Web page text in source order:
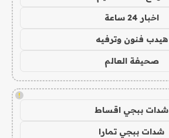
اخبار 24 ساعة
هيدب فنون وترفيه
صحيفة العالم
!
شدات ببجي اقساط
شدات ببجي تمارا